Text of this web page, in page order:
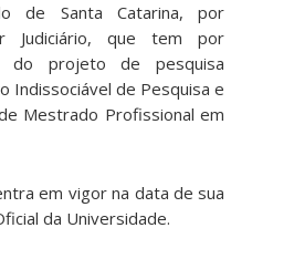
de Santa Catarina, por
Judiciário, que tem por
do projeto de pesquisa
Indissociável de Pesquisa e
Mestrado Profissional em
em vigor na data de sua
da Universidade.